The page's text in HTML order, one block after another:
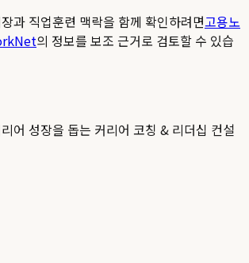
과 직업훈련 맥락을 함께 확인하려면고용노
의 정보를 보조 근거로 검토할 수 있습
어 성장을 돕는 커리어 코칭 & 리더십 컨설